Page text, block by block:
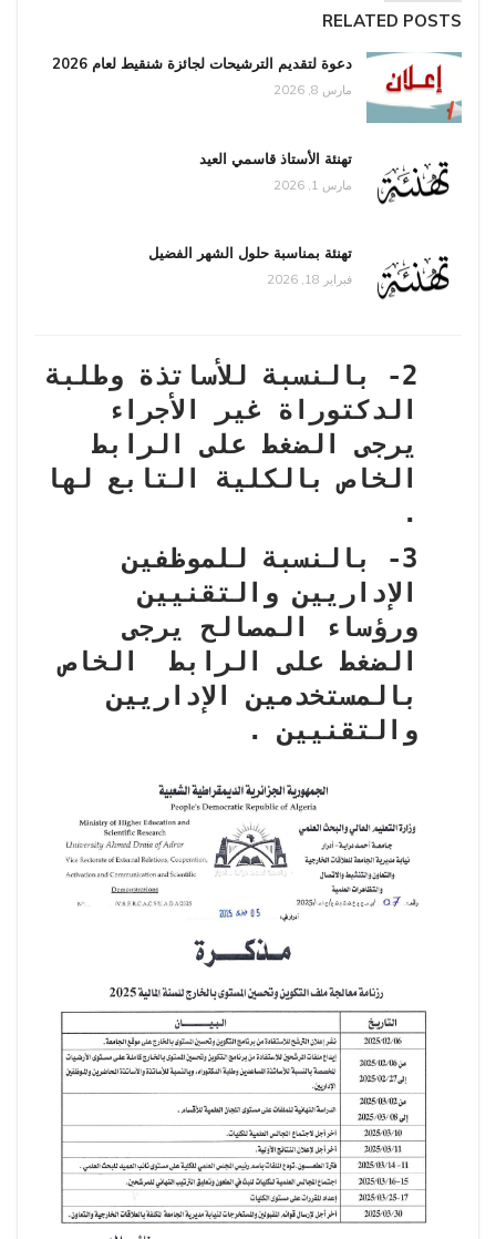
RELATED POSTS
دعوة لتقديم الترشيحات لجائزة شنقيط لعام 2026
مارس 8, 2026
تهنئة الأستاذ قاسمي العيد
مارس 1, 2026
تهنئة بمناسبة حلول الشهر الفضيل
فبراير 18, 2026
2- بالنسبة للأساتذة وطلبة
الدكتوراة غير الأجراء
يرجى الضغط على الرابط
الخاص بالكلية التابع لها
3- بالنسبة للموظفين
الإداريين والتقنيين
ورؤساء المصالح يرجى
الضغط على الرابط الخاص
بالمستخدمين الإداريين
والتقنيين .